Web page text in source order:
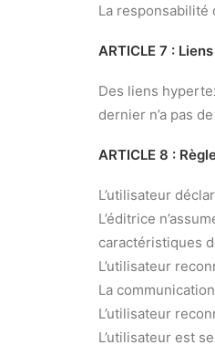
La responsabilité
ARTICLE 7 :
Des liens
dernier n’a pas
ARTICLE 8 :
L’utilisateur
L’éditrice
caractéristiques
L’utilisateur
La
L’utilisateur
L’utilisateur est